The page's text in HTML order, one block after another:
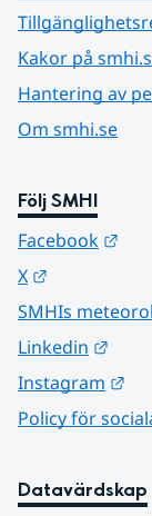
Kakor på
Hantering av
Om smhi.se
Följ SMHI
Facebook
X
SMHIs
Linkedin
Instagram
Policy för
Datavärdskap